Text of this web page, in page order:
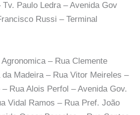
Paulo Ledra – Avenida Gov
Russi – Terminal
– Rua Clemente
Madeira – Rua Vitor Meireles –
Rua Alois Perfol – Avenida Gov.
Vidal Ramos – Rua Pref. João